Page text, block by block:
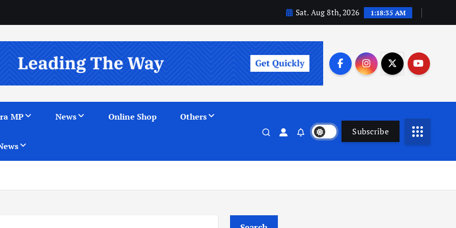
Sat. Aug 8th, 2026 1:18:36 AM
MP News Online Shop Others
Subscribe